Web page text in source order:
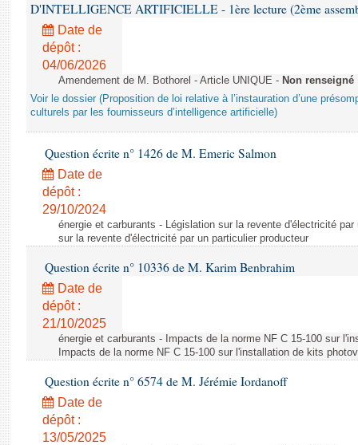
D'INTELLIGENCE ARTIFICIELLE - 1ère lecture (2ème
Date de
dépôt :
04/06/2026
Amendement de M. Bothorel - Article UNIQUE - Non renseigné
Voir le dossier (Proposition de loi relative à l’instauration d’une
culturels par les fournisseurs d’intelligence artificielle)
Question écrite n° 1426 de M. Emeric Salmon
Date de
dépôt :
29/10/2024
énergie et carburants - Législation sur la revente d'électricité
sur la revente d'électricité par un particulier producteur
Question écrite n° 10336 de M. Karim Benbrahim
Date de
dépôt :
21/10/2025
énergie et carburants - Impacts de la norme NF C 15-100 sur
Impacts de la norme NF C 15-100 sur l'installation de kits
Question écrite n° 6574 de M. Jérémie Iordanoff
Date de
dépôt :
13/05/2025